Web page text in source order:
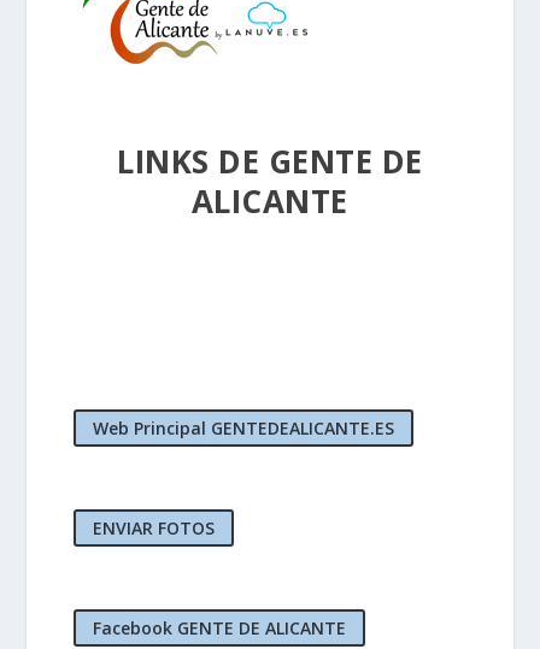
LINKS DE GENTE DE
ALICANTE
Web Principal GENTEDEALICANTE.ES
ENVIAR FOTOS
Facebook GENTE DE ALICANTE